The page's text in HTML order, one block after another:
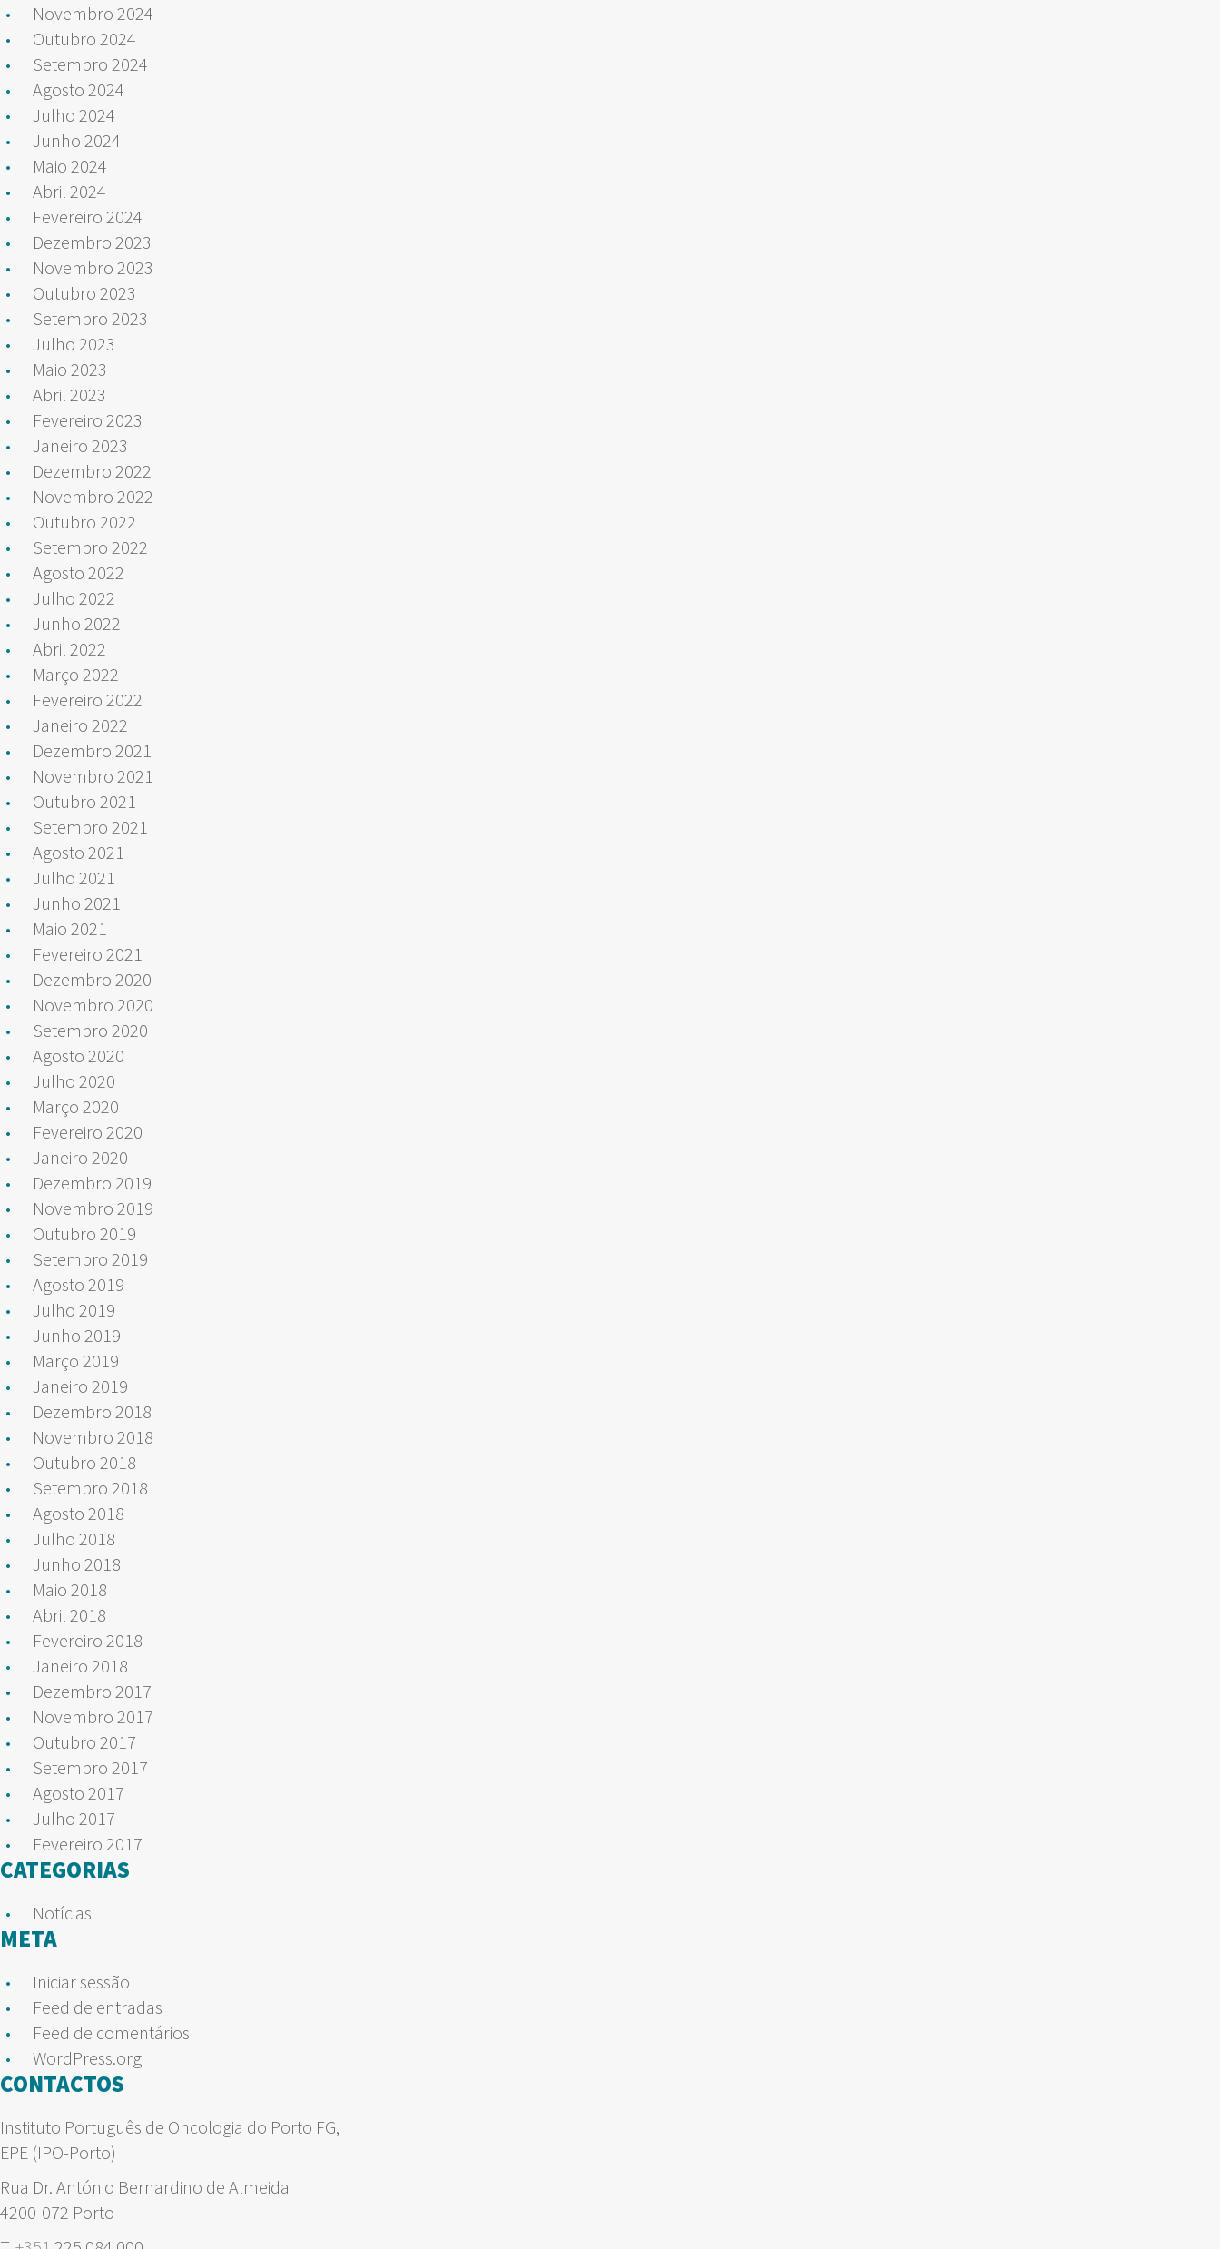
Novembro 2024
Outubro 2024
Setembro 2024
Agosto 2024
Julho 2024
Junho 2024
Maio 2024
Abril 2024
Fevereiro 2024
Dezembro 2023
Novembro 2023
Outubro 2023
Setembro 2023
Julho 2023
Maio 2023
Abril 2023
Fevereiro 2023
Janeiro 2023
Dezembro 2022
Novembro 2022
Outubro 2022
Setembro 2022
Agosto 2022
Julho 2022
Junho 2022
Abril 2022
Março 2022
Fevereiro 2022
Janeiro 2022
Dezembro 2021
Novembro 2021
Outubro 2021
Setembro 2021
Agosto 2021
Julho 2021
Junho 2021
Maio 2021
Fevereiro 2021
Dezembro 2020
Novembro 2020
Setembro 2020
Agosto 2020
Julho 2020
Março 2020
Fevereiro 2020
Janeiro 2020
Dezembro 2019
Novembro 2019
Outubro 2019
Setembro 2019
Agosto 2019
Julho 2019
Junho 2019
Março 2019
Janeiro 2019
Dezembro 2018
Novembro 2018
Outubro 2018
Setembro 2018
Agosto 2018
Julho 2018
Junho 2018
Maio 2018
Abril 2018
Fevereiro 2018
Janeiro 2018
Dezembro 2017
Novembro 2017
Outubro 2017
Setembro 2017
Agosto 2017
Julho 2017
Fevereiro 2017
CATEGORIAS
Notícias
META
Iniciar sessão
Feed de entradas
Feed de comentários
WordPress.org
CONTACTOS
Instituto Português de Oncologia do Porto FG,
EPE (IPO-Porto)
Rua Dr. António Bernardino de Almeida
4200-072 Porto